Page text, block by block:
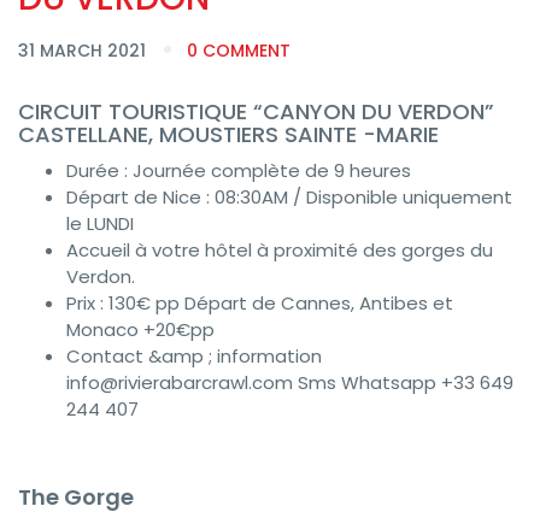
31 MARCH 2021 0 COMMENT
CIRCUIT TOURISTIQUE “CANYON DU VERDON”
CASTELLANE, MOUSTIERS SAINTE -MARIE
Durée : Journée complète de 9 heures
Départ de Nice : 08:30AM / Disponible uniquement
le LUNDI
Accueil à votre hôtel à proximité des gorges du
Verdon.
Prix : 130€ pp Départ de Cannes, Antibes et
Monaco +20€pp
Contact &amp ; information
info@rivierabarcrawl.com Sms Whatsapp +33 649
244 407
The Gorge